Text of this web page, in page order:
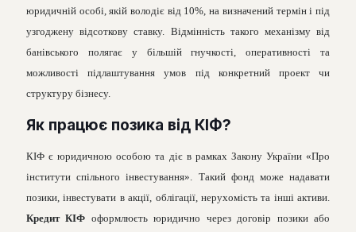
юридичнiй особi, якій володіє від 10%, на визначений термiн i пiд
узгоджену вiдсоткову ставку. Вiдмiннiсть такого механiзму вiд
банiвського полягає у бiльшiй гнучкостi, оперативностi та
можливостi пiдлаштування умов пiд конкретний проект чи
структуру бiзнесу.
Як працює позика вiд КIФ?
КIФ є юридичною особою та дiє в рамках Закону України «Про
iнститути спiльного iнвестування». Такий фонд може надавати
позики, iнвестувати в акцiї, облiгацiї, нерухомiсть та iншi активи.
Кредит КIФ оформлюєть юридично через договiр позики або